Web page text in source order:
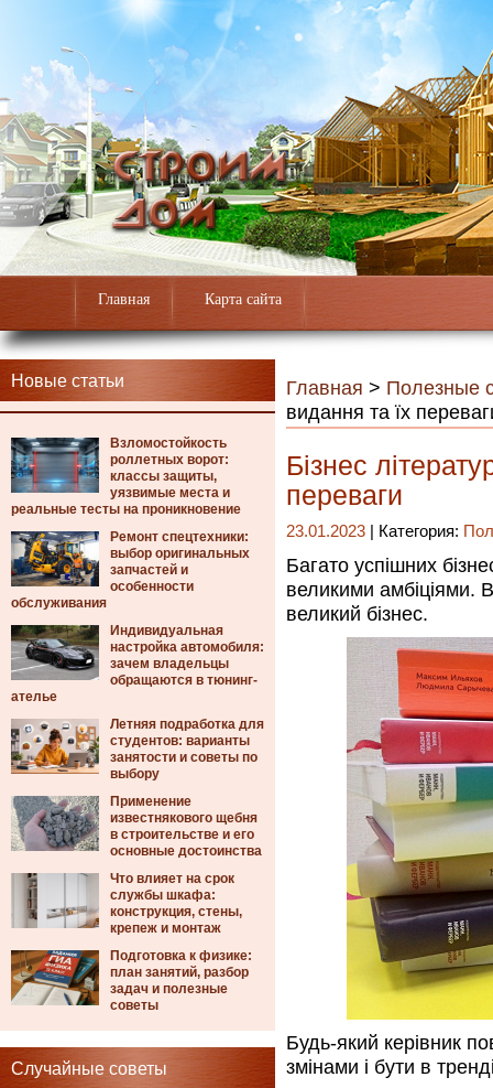
Главная Карта сайта
Новые статьи
Взломостойкость
роллетных ворот:
классы защиты,
уязвимые места и
реальные тесты на проникновение
Ремонт спецтехники:
выбор оригинальных
запчастей и
особенности
обслуживания
Индивидуальная
настройка автомобиля:
зачем владельцы
обращаются в тюнинг-
ателье
Летняя подработка для
студентов: варианты
занятости и советы по
выбору
Применение
известнякового щебня
в строительстве и его
основные достоинства
Что влияет на срок
службы шкафа:
конструкция, стены,
крепеж и монтаж
Подготовка к физике:
план занятий, разбор
задач и полезные
советы
Случайные советы
Главная > Полезные
видання та їх
Бізнес
переваги
23.01.2023 | Категория:
Багато успішних
великими амбіціями.
великий бізнес.
Будь-який керівник
змінами і бути в